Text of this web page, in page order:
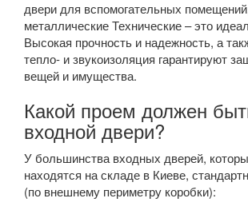
двери для вспомогательных
металлические Технические – это
Высокая прочность и надежность, а
тепло- и звукоизоляция гарантируют
вещей и имущества.
Какой проем должен
входной двери?
У большинства входных дверей,
находятся на складе в Киеве,
(по внешнему периметру коробки):